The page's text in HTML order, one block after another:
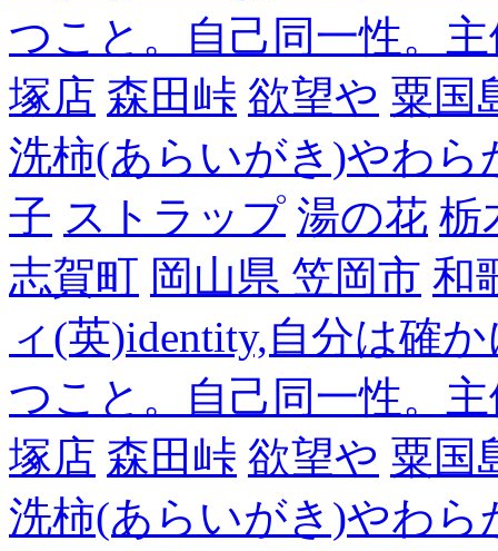
つこと。自己同一性。
塚店 森田峠 欲望や 粟国
洗柿(あらいがき)やわ
子 ストラップ 湯の花 栃
志賀町 岡山県 笠岡市 和
ィ(英)identity,自分は確
つこと。自己同一性。
塚店 森田峠 欲望や 粟国
洗柿(あらいがき)やわ